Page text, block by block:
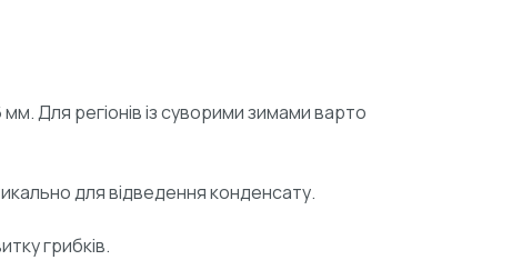
Для регіонів із суворими зимами варто
для відведення конденсату.
грибків.